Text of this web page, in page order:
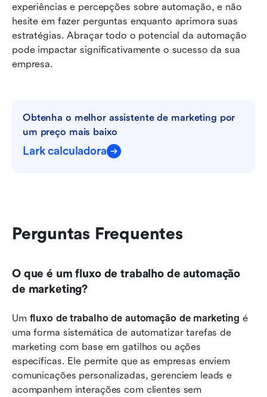
experiências e percepções sobre automação, e não
hesite em fazer perguntas enquanto aprimora suas
estratégias. Abraçar todo o potencial da automação
pode impactar significativamente o sucesso da sua
empresa.
Obtenha o melhor assistente de marketing por
um preço mais baixo
Lark calculadora
Perguntas Frequentes
O que é um fluxo de trabalho de automação
de marketing?
Um fluxo de trabalho de automação de marketing é
uma forma sistemática de automatizar tarefas de
marketing com base em gatilhos ou ações
específicas. Ele permite que as empresas enviem
comunicações personalizadas, gerenciem leads e
acompanhem interações com clientes sem